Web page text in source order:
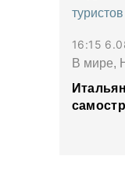
16:15
В мире,